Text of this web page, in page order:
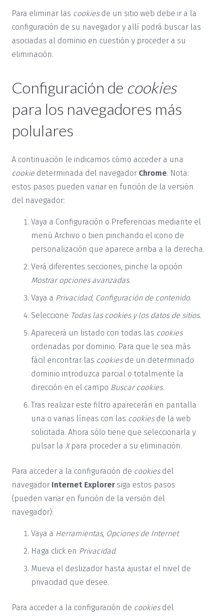
Para eliminar las cookiesde un sitio web debe ir a la
configuración de su navegador y allí podrá buscar las
asociadas al dominio en cuestión y proceder a su
eliminación.
Configuración de cookies
para los navegadores más
polulares
A continuación le indicamos cómo acceder a una
cookie determinada del navegador Chrome. Nota:
estos pasos pueden variar en función de la versión
del navegador:
Vaya a Configuración o Preferencias mediante el
menú Archivo o bien pinchando el icono de
personalización que aparece arriba a la derecha.
Verá diferentes secciones, pinche la opción
Mostrar opciones avanzadas.
Vaya a Privacidad, Configuración de contenido.
Seleccione Todas las cookiesy los datos de sitios.
Aparecerá un listado con todas las cookies
ordenadas por dominio. Para que le sea más
fácil encontrar las cookiesde un determinado
dominio introduzca parcial o totalmente la
dirección en el campo Buscar cookies.
Tras realizar este filtro aparecerán en pantalla
una o varias líneas con las cookiesde la web
solicitada. Ahora sólo tiene que seleccionarla y
pulsar la Xpara proceder a su eliminación.
Para acceder a la configuración de cookiesdel
navegador Internet Explorersiga estos pasos
(pueden variar en función de la versión del
navegador):
Vaya a Herramientas, Opciones de Internet
Haga click en Privacidad.
Mueva el deslizador hasta ajustar el nivel de
privacidad que desee.
Para acceder a la configuración de cookiesdel